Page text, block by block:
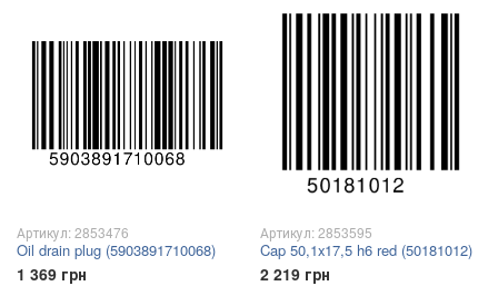
Артикул: 2853476
Oil drain plug (5903891710068)
1 369 грн
Артикул: 2853595
Cap 50,1x17,5 h6 red (50181012)
2 219 грн